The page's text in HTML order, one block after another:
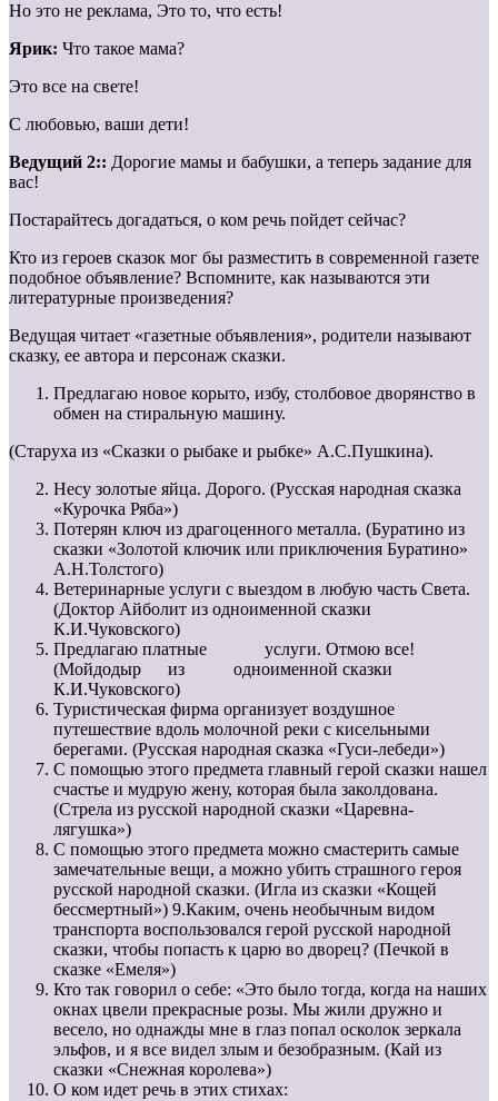
Но это не реклама, Это то, что есть!
Ярик: Что такое мама?
Это все на свете!
С любовью, ваши дети!
Ведущий 2:: Дорогие мамы и бабушки, а теперь задание для
вас!
Постарайтесь догадаться, о ком речь пойдет сейчас?
Кто из героев сказок мог бы разместить в современной газете
подобное объявление? Вспомните, как называются эти
литературные произведения?
Ведущая читает «газетные объявления», родители называют
сказку, ее автора и персонаж сказки.
Предлагаю новое корыто, избу, столбовое дворянство в
обмен на стиральную машину.
(Старуха из «Сказки о рыбаке и рыбке» А.С.Пушкина).
Несу золотые яйца. Дорого. (Русская народная сказка
«Курочка Ряба»)
Потерян ключ из драгоценного металла. (Буратино из
сказки «Золотой ключик или приключения Буратино»
А.Н.Толстого)
Ветеринарные услуги с выездом в любую часть Света.
(Доктор Айболит из одноименной сказки
К.И.Чуковского)
Предлагаю платные услуги. Отмою все!
(Мойдодыр из одноименной сказки
К.И.Чуковского)
Туристическая фирма организует воздушное
путешествие вдоль молочной реки с кисельными
берегами. (Русская народная сказка «Гуси-лебеди»)
С помощью этого предмета главный герой сказки нашел
счастье и мудрую жену, которая была заколдована.
(Стрела из русской народной сказки «Царевна-
лягушка»)
С помощью этого предмета можно смастерить самые
замечательные вещи, а можно убить страшного героя
русской народной сказки. (Игла из сказки «Кощей
бессмертный») 9.Каким, очень необычным видом
транспорта воспользовался герой русской народной
сказки, чтобы попасть к царю во дворец? (Печкой в
сказке «Емеля»)
Кто так говорил о себе: «Это было тогда, когда на наших
окнах цвели прекрасные розы. Мы жили дружно и
весело, но однажды мне в глаз попал осколок зеркала
эльфов, и я все видел злым и безобразным. (Кай из
сказки «Снежная королева»)
О ком идет речь в этих стихах: